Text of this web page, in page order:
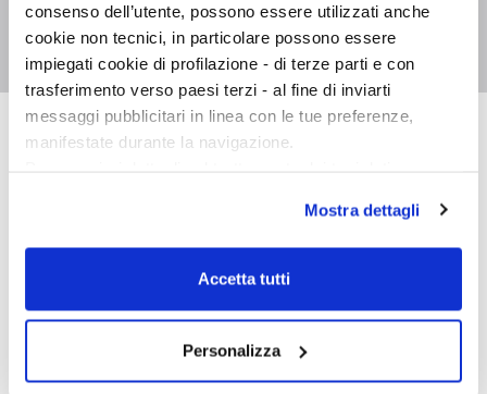
consenso dell’utente, possono essere utilizzati anche
cookie non tecnici, in particolare possono essere
impiegati cookie di profilazione - di terze parti e con
trasferimento verso paesi terzi - al fine di inviarti
messaggi pubblicitari in linea con le tue preferenze,
manifestate durante la navigazione.
scelte privacy sui cookie, ti invitiamo a prendere visione
dell’informativa cookie.
Chiudendo il banner tramite la “X” prosegui la
dei soli cookie tecnici. Selezionando “Accetta tutti” presti
il tuo consenso alla profilazione che potrai revocare in
ogni momentoRevoca
Mostra dettagli
Accetta tutti
Personalizza
Illustratore Franco Matticchio
Nicola Cinquetti
filosofia in un liceo di Verona. È autore di testi di
poesia e narrativa per bambini e ragazzi. Nel 2017